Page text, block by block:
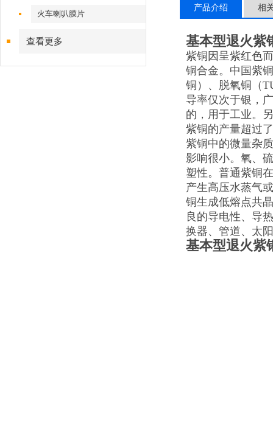
火车喇叭膜片
查看更多
产品介绍 相
基本型退火紫
紫铜因呈紫红色
铜合金。中国紫
铜）、脱氧铜（
导率仅次于银，
的，用于工业。
紫铜的产量超过
紫铜中的微量杂
影响很小。氧、
塑性。普通紫铜
产生高压水蒸气
铜生成低熔点共
良的导电性、导
换器、管道、太
基本型退火紫